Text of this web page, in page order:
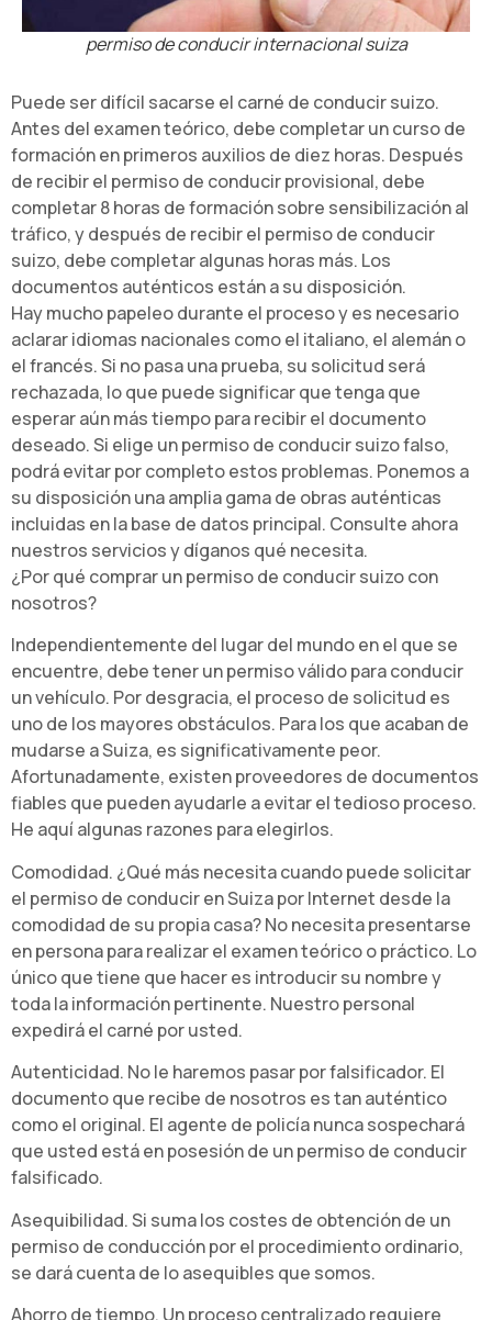
permiso de conducir internacional suiza
Puede ser difícil sacarse el carné de conducir suizo.
Antes del examen teórico, debe completar un curso de
formación en primeros auxilios de diez horas. Después
de recibir el permiso de conducir provisional, debe
completar 8 horas de formación sobre sensibilización al
tráfico, y después de recibir el permiso de conducir
suizo, debe completar algunas horas más. Los
documentos auténticos están a su disposición.
Hay mucho papeleo durante el proceso y es necesario
aclarar idiomas nacionales como el italiano, el alemán o
el francés. Si no pasa una prueba, su solicitud será
rechazada, lo que puede significar que tenga que
esperar aún más tiempo para recibir el documento
deseado. Si elige un permiso de conducir suizo falso,
podrá evitar por completo estos problemas. Ponemos a
su disposición una amplia gama de obras auténticas
incluidas en la base de datos principal. Consulte ahora
nuestros servicios y díganos qué necesita.
¿Por qué comprar un permiso de conducir suizo con
nosotros?
Independientemente del lugar del mundo en el que se
encuentre, debe tener un permiso válido para conducir
un vehículo. Por desgracia, el proceso de solicitud es
uno de los mayores obstáculos. Para los que acaban de
mudarse a Suiza, es significativamente peor.
Afortunadamente, existen proveedores de documentos
fiables que pueden ayudarle a evitar el tedioso proceso.
He aquí algunas razones para elegirlos.
Comodidad. ¿Qué más necesita cuando puede solicitar
el permiso de conducir en Suiza por Internet desde la
comodidad de su propia casa? No necesita presentarse
en persona para realizar el examen teórico o práctico. Lo
único que tiene que hacer es introducir su nombre y
toda la información pertinente. Nuestro personal
expedirá el carné por usted.
Autenticidad. No le haremos pasar por falsificador. El
documento que recibe de nosotros es tan auténtico
como el original. El agente de policía nunca sospechará
que usted está en posesión de un permiso de conducir
falsificado.
Asequibilidad. Si suma los costes de obtención de un
permiso de conducción por el procedimiento ordinario,
se dará cuenta de lo asequibles que somos.
Ahorro de tiempo. Un proceso centralizado requiere